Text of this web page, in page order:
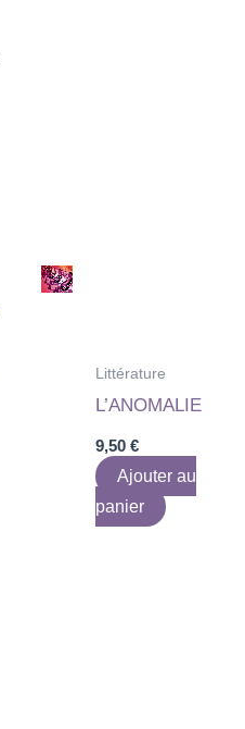
Littérature
L’ANOMALIE
9,50 €
Ajouter au
panier